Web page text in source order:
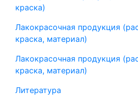
краска)
Лакокрасочная продукция
краска, материал)
Лакокрасочная продукция
краска, материал)
Литература